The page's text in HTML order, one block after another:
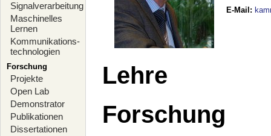
Signalverarbeitung
Maschinelles
Lernen
Kommunikations-
technologien
Forschung
Projekte
Open Lab
Demonstrator
Publikationen
Dissertationen
E-Mail :
Lehre
Forschung